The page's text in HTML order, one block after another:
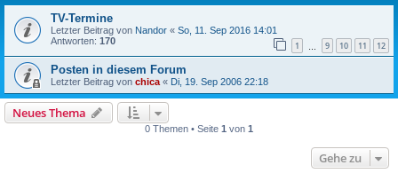
TV-Termine
Letzter Beitrag von Nandor « So, 11. Sep 2016 14:01
Antworten: 170 1 9 10 11 12
Posten in diesem Forum
Letzter Beitrag von chica « Di, 19. Sep 2006 22:18
Neues Thema
0 Themen • Seite 1 von 1
Gehe zu